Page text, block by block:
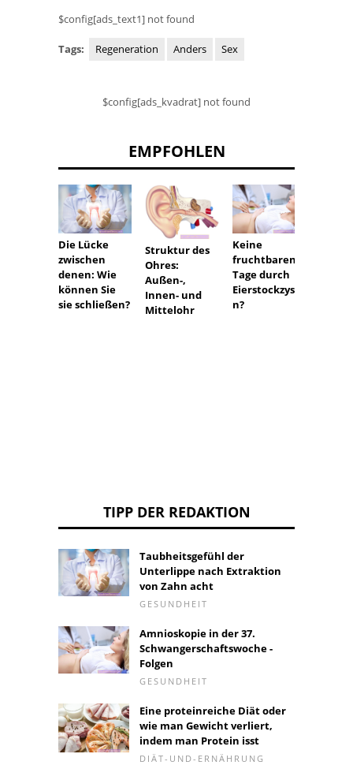
$config[ads_text1] not found
Tags: Regeneration Anders Sex
$config[ads_kvadrat] not found
EMPFOHLEN
Die Lücke
zwischen
denen: Wie
können Sie
sie schließen?
Struktur des
Ohres:
Außen-,
Innen- und
Mittelohr
Keine
fruchtbaren
Tage durch
Eierstockzyste
n?
TIPP DER REDAKTION
Taubheitsgefühl der
Unterlippe nach Extraktion
von Zahn acht
GESUNDHEIT
Amnioskopie in der 37.
Schwangerschaftswoche -
Folgen
GESUNDHEIT
Eine proteinreiche Diät oder
wie man Gewicht verliert,
indem man Protein isst
DIÄT-UND-ERNÄHRUNG